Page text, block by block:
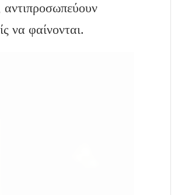
αντιπροσωπεύουν
να φαίνονται.